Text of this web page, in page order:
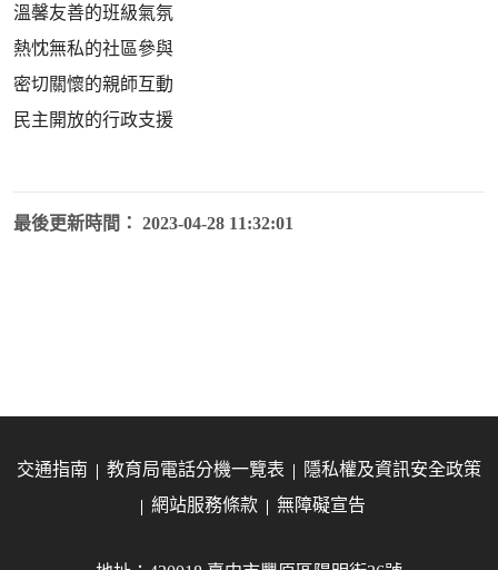
溫馨友善的班級氣氛
熱忱無私的社區參與
密切關懷的親師互動
民主開放的行政支援
最後更新時間： 2023-04-28 11:32:01
交通指南 教育局電話分機一覽表
隱私權及資訊安全政策
網站服務條款
無障礙宣告